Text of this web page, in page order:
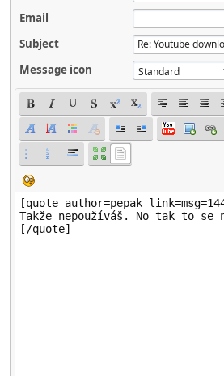
Email
Subject
Message icon